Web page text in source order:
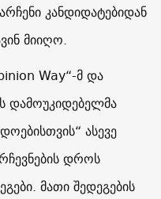
კანდიდატებიდან
მიიღო.
Way“-მ და
დამოუკიდებელმა
ასევე
დროს
მათი შედეგების